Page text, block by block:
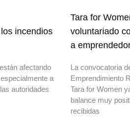
incendios
afectando
a
autoridades
Tara for
voluntariado
a
La convocatoria
Emprendimiento
Tara for Women
balance muy
recibidas